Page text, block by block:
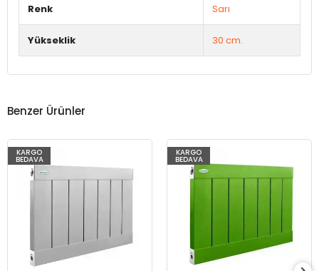
Renk Sarı
Yükseklik 30 cm.
Benzer Ürünler
KARGO
BEDAVA
KARGO
BEDAVA